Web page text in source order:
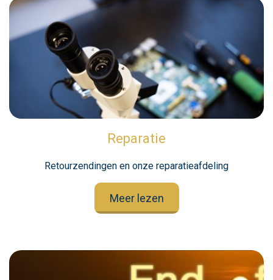
Reparatie
Retourzendingen en onze reparatieafdeling
Meer lezen